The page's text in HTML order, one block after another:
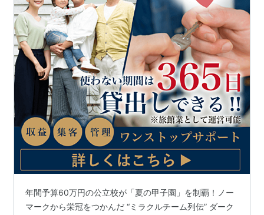
年間予算60万円の公立校が「夏の甲子園」を制覇！ノー
マークから栄冠をつかんだ “ミラクルチーム列伝” ダーク